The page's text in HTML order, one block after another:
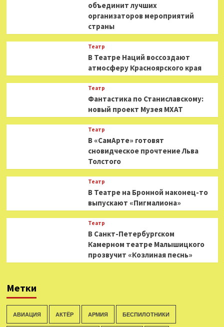
объединит лучших
организаторов мероприятий
страны
Театр
В Театре Наций воссоздают
атмосферу Красноярского края
Театр
Фантастика по Станиславскому:
новый проект Музея МХАТ
Театр
В «СамАрте» готовят
сновидческое прочтение Льва
Толстого
Театр
В Театре на Бронной наконец-то
выпускают «Пигмалиона»
Театр
В Санкт-Петербургском
Камерном театре Малышицкого
прозвучит «Козлиная песнь»
Метки
АВИАЦИЯ АКТЁР АРМИЯ БЕСПИЛОТНИКИ